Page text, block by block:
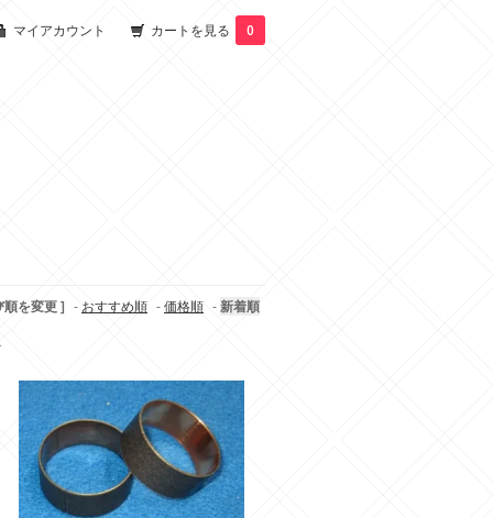
マイアカウント カートを見る 0
順を変更 ] - おすすめ順 -価格順 -新着順